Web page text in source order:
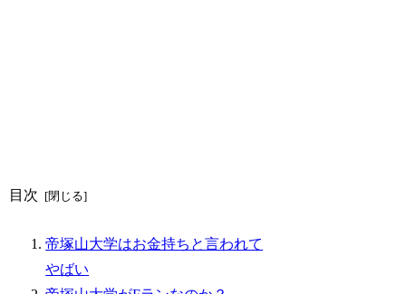
目次
帝塚山大学はお金持ちと言われて
やばい